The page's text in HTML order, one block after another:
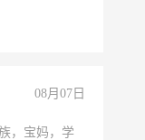
兼职会计工
08月07日
，宝妈，学